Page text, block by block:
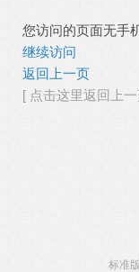
您访问的页面无手
继续访问
返回上一页
[ 点击这里返回上
标准版